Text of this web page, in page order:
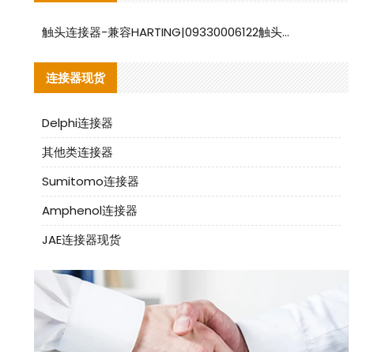
触头连接器-兼容HARTING|09330006122触头连接器替代品说明
连接器现货
Delphi连接器
其他类连接器
Sumitomo连接器
Amphenol连接器
JAE连接器现货